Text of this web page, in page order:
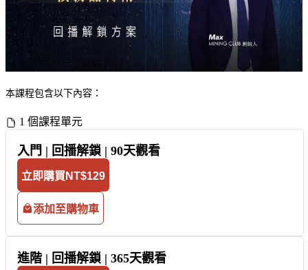
本課程包含以下內容：
1 個課程單元
入門 | 回播解鎖 | 90天觀看
立即購買 NT$129
添加至購物車
進階 | 回播解鎖 | 365天觀看